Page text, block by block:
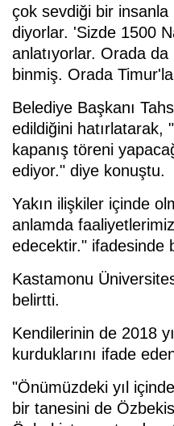
çok sevdiği bir insanla
diyorlar. 'Sizde 1500
anlatıyorlar. Orada
binmiş. Orada
Belediye Başkanı
edildiğini hatırlatarak,
kapanış töreni
ediyor." diye konuştu.
Yakın ilişkiler içinde
anlamda
edecektir." ifadesinde
Kastamonu
belirtti.
Kendilerinin de 2018
kurduklarını ifade
"Önümüzdeki yıl
bir tanesini de